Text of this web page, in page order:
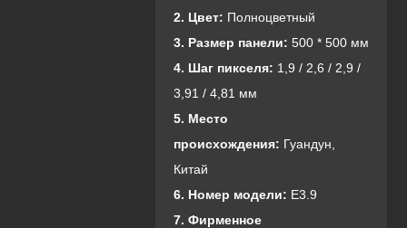
2. Цвет: Полноцветный
3. Размер панели: 500 * 500 мм
4. Шаг пикселя: 1,9 / 2,6 / 2,9 /
3,91 / 4,81 мм
5. Место
происхождения: Гуандун,
Китай
6. Номер модели: E3.9
7. Фирменное